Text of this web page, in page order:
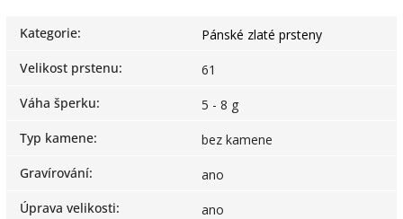
Kategorie:
Pánské zlaté prsteny
Velikost prstenu:
61
Váha šperku:
5 - 8 g
Typ kamene:
bez kamene
Gravírování:
ano
Úprava velikosti:
ano